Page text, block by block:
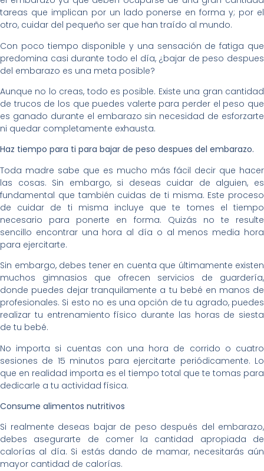
tareas que implican por un lado ponerse en forma y; por el
otro, cuidar del pequeño ser que han traído al mundo.
Con poco tiempo disponible y una sensación de fatiga que
predomina casi durante todo el día, ¿bajar de peso despues
del embarazo es una meta posible?
Aunque no lo creas, todo es posible. Existe una gran cantidad
de trucos de los que puedes valerte para perder el peso que
es ganado durante el embarazo sin necesidad de esforzarte
ni quedar completamente exhausta.
Haz tiempo para ti para bajar de peso despues del embarazo.
Toda madre sabe que es mucho más fácil decir que hacer
las cosas. Sin embargo, si deseas cuidar de alguien, es
fundamental que también cuidas de ti misma. Este proceso
de cuidar de ti misma incluye que te tomes el tiempo
necesario para ponerte en forma. Quizás no te resulte
sencillo encontrar una hora al día o al menos media hora
para ejercitarte.
Sin embargo, debes tener en cuenta que últimamente existen
muchos gimnasios que ofrecen servicios de guardería,
donde puedes dejar tranquilamente a tu bebé en manos de
profesionales. Si esto no es una opción de tu agrado, puedes
realizar tu entrenamiento físico durante las horas de siesta
de tu bebé.
No importa si cuentas con una hora de corrido o cuatro
sesiones de 15 minutos para ejercitarte periódicamente. Lo
que en realidad importa es el tiempo total que te tomas para
dedicarle a tu actividad física.
Consume alimentos nutritivos
Si realmente deseas bajar de peso después del embarazo,
debes asegurarte de comer la cantidad apropiada de
calorías al día. Si estás dando de mamar, necesitarás aún
mayor cantidad de calorías.